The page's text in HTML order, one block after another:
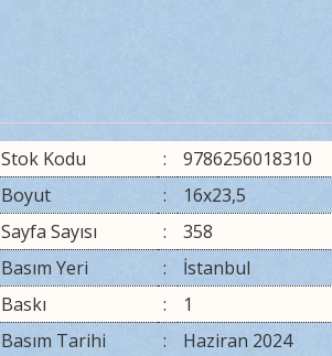
Stok Kodu :
9786256018310
Boyut
:
16x23,5
Sayfa Sayısı
:
358
Basım Yeri
:
İstanbul
Baskı
:
1
Basım Tarihi
:
Haziran 2024